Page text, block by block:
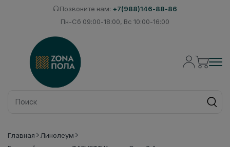
Позвоните нам: +7(988)146-88-86
Пн-Сб 09:00-18:00, Вс 10:00-16:00
Главная
Линолеум